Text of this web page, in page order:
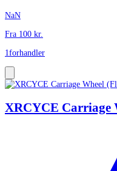
NaN
Fra 100 kr.
1 forhandler
XRCYCE Carriage